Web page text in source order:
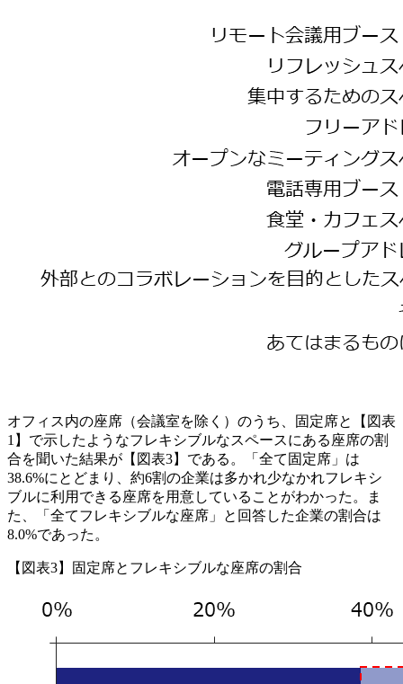
オフィス内の座席（会議室を除く）のうち、固定席と【図表
1】で示したようなフレキシブルなスペースにある座席の割
合を聞いた結果が【図表3】である。「全て固定席」は
38.6%にとどまり、約6割の企業は多かれ少なかれフレキシ
ブルに利用できる座席を用意していることがわかった。ま
た、「全てフレキシブルな座席」と回答した企業の割合は
8.0%であった。
【図表3】固定席とフレキシブルな座席の割合